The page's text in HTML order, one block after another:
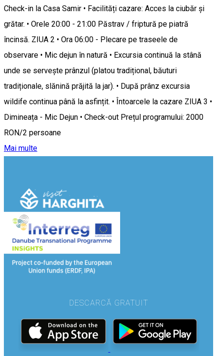
Check-in la Casa Samir • Facilități cazare: Acces la ciubăr și
grătar. • Orele 20:00 - 21:00 Păstrav / friptură pe piatră
încinsă. ZIUA 2 • Ora 06:00 - Plecare pe traseele de
observare • Mic dejun în natură • Excursia continuă la stână
unde se servește prânzul (platou tradițional, băuturi
tradiționale, slănină prăjită la jar). • După prânz excursia
wildife continua până la asfințit. • Întoarcele la cazare ZIUA 3 •
Dimineața - Mic Dejun • Check-out Prețul programului: 2000
RON/2 persoane
Mai multe
DESCARCĂ GRATUIT